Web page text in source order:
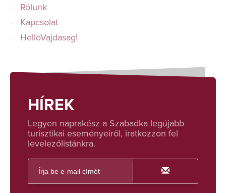
Rólunk
Kapcsolat
HelloVajdasag!
HÍREK
Legyen naprakész a Szabadka legújabb
turisztikai eseményeiről, iratkozzon fel
levelezőlistánkra.